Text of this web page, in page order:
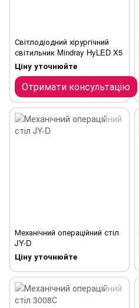
Світлодіодний хірургічний
світильник Mindray HyLED X5
Ціну уточнюйте
Отримати консультацію
Механічний операційний стіл
JY-D
Ціну уточнюйте